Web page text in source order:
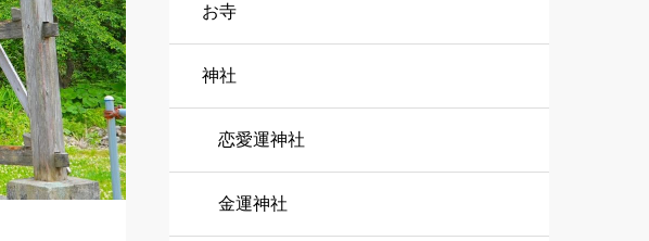
お寺
神社
恋愛運神社
金運神社